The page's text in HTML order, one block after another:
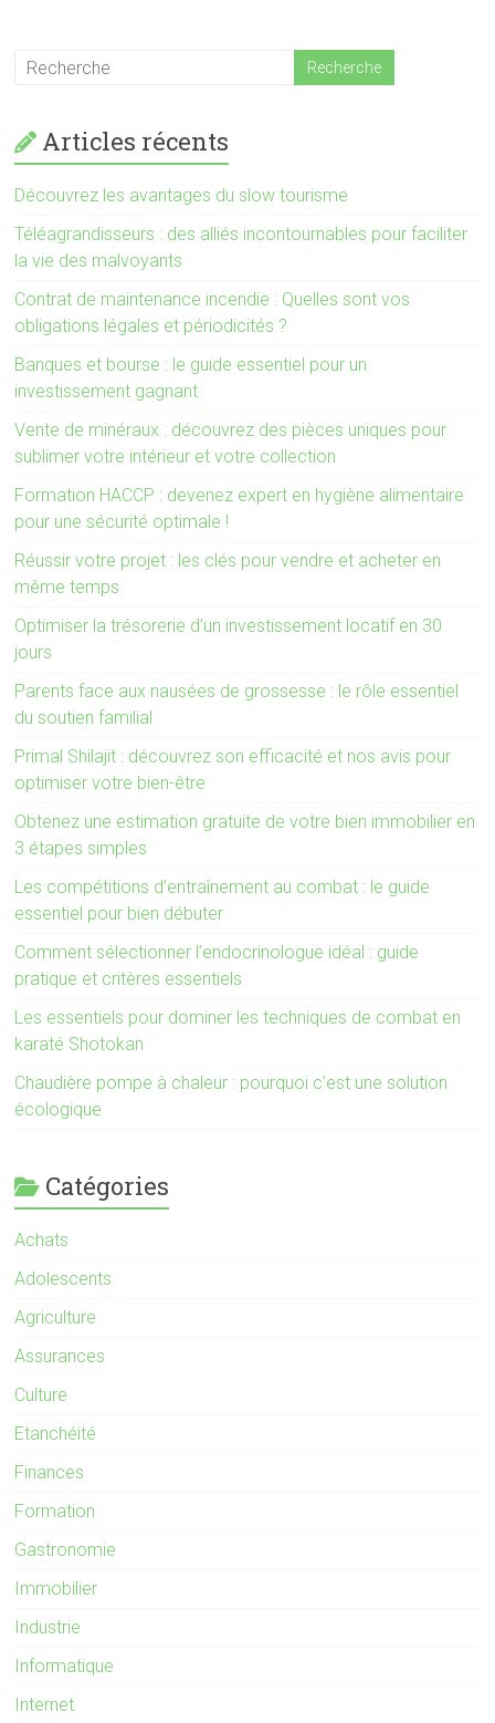
Articles récents
Découvrez les avantages du slow tourisme
Téléagrandisseurs : des alliés incontournables pour faciliter
la vie des malvoyants
Contrat de maintenance incendie : Quelles sont vos
obligations légales et périodicités ?
Banques et bourse : le guide essentiel pour un
investissement gagnant
Vente de minéraux : découvrez des pièces uniques pour
sublimer votre intérieur et votre collection
Formation HACCP : devenez expert en hygiène alimentaire
pour une sécurité optimale !
Réussir votre projet : les clés pour vendre et acheter en
même temps
Optimiser la trésorerie d’un investissement locatif en 30
jours
Parents face aux nausées de grossesse : le rôle essentiel
du soutien familial
Primal Shilajit : découvrez son efficacité et nos avis pour
optimiser votre bien-être
Obtenez une estimation gratuite de votre bien immobilier en
3 étapes simples
Les compétitions d’entraînement au combat : le guide
essentiel pour bien débuter
Comment sélectionner l’endocrinologue idéal : guide
pratique et critères essentiels
Les essentiels pour dominer les techniques de combat en
karaté Shotokan
Chaudière pompe à chaleur : pourquoi c’est une solution
écologique
Catégories
Achats
Adolescents
Agriculture
Assurances
Culture
Etanchéité
Finances
Formation
Gastronomie
Immobilier
Industrie
Informatique
Internet